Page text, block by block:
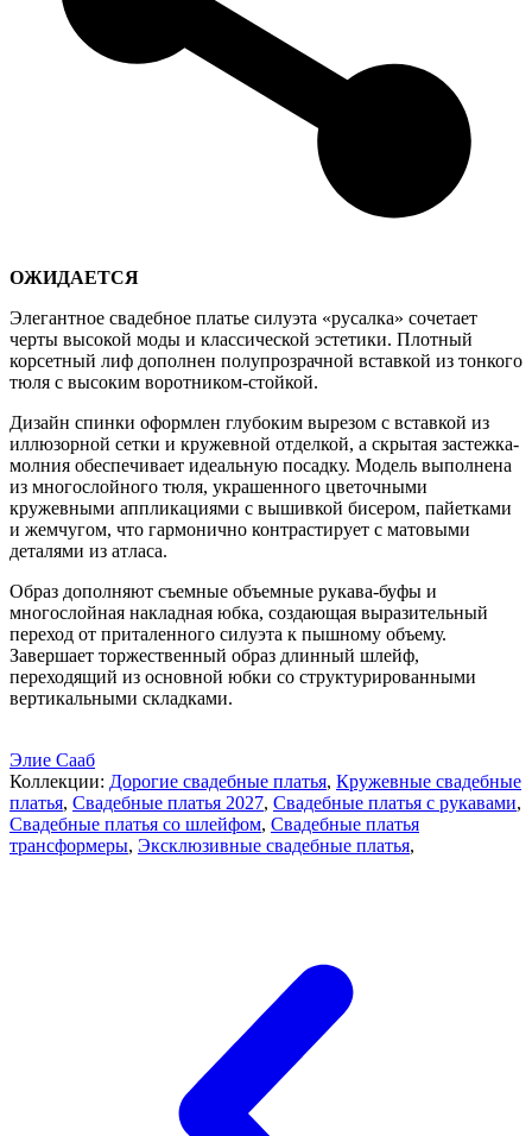
ОЖИДАЕТСЯ
Элегантное свадебное платье силуэта «русалка» сочетает
черты высокой моды и классической эстетики. Плотный
корсетный лиф дополнен полупрозрачной вставкой из тонкого
тюля с высоким воротником-стойкой.
Дизайн спинки оформлен глубоким вырезом с вставкой из
иллюзорной сетки и кружевной отделкой, а скрытая застежка-
молния обеспечивает идеальную посадку. Модель выполнена
из многослойного тюля, украшенного цветочными
кружевными аппликациями с вышивкой бисером, пайетками
и жемчугом, что гармонично контрастирует с матовыми
деталями из атласа.
Образ дополняют съемные объемные рукава-буфы и
многослойная накладная юбка, создающая выразительный
переход от приталенного силуэта к пышному объему.
Завершает торжественный образ длинный шлейф,
переходящий из основной юбки со структурированными
вертикальными складками.
Элие Сааб
Коллекции: Дорогие свадебные платья, Кружевные свадебные
платья, Свадебные платья 2027, Свадебные платья с рукавами,
Свадебные платья со шлейфом, Свадебные платья
трансформеры, Эксклюзивные свадебные платья,